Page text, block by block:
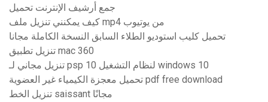
جمع أرشيف الإنترنت تحميل
كيف يمكنني تنزيل ملف mp4 من يوتيوب
تحميل كليب استوديو الطلاء السابق النسخة الكاملة مجانا
تنزيل تطبيق mac 360
تنزيل مجاني لـ psp 10 لنظام التشغيل windows 10
تحميل معجزة الكيمياء غير العضوية pdf free download
تنزيل الخط saissant مجانًا